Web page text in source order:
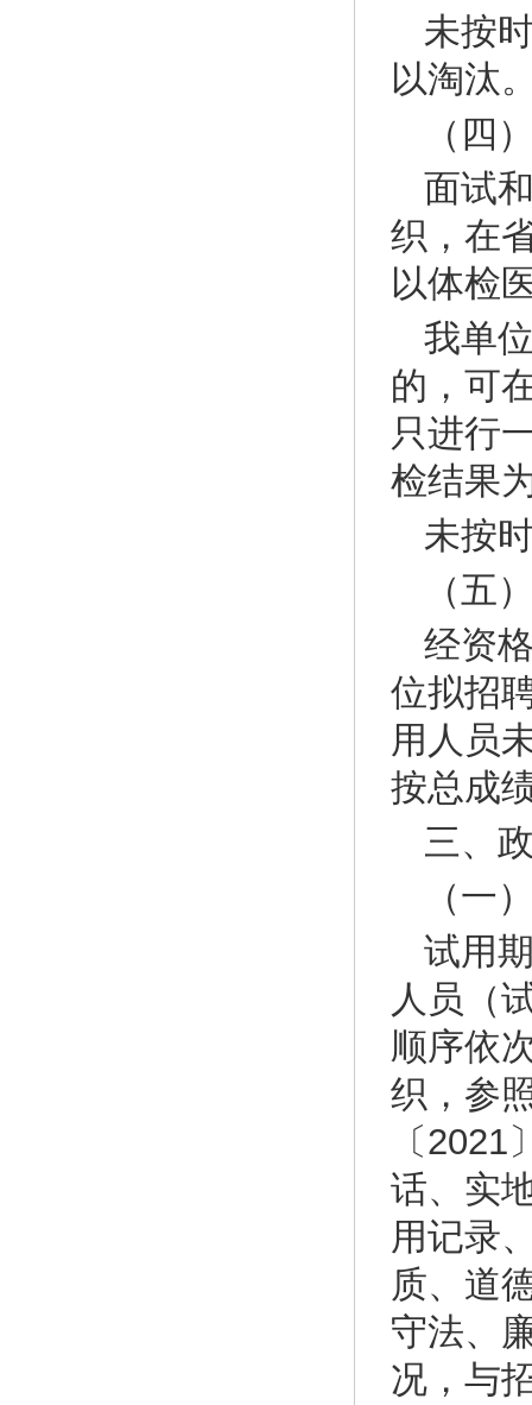
未按
以淘汰
（四
面试
织，在
以体检
我单
的，可
只进行
检结果
未按
（五
经资
位拟招
用人员
按总成
三、
（一
试用
人员（
顺序依
织，参
〔
话、实
用记录
质、道
守法、
况，与